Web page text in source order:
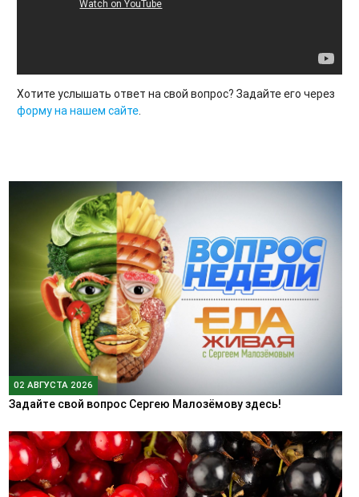
Хотите услышать ответ на свой вопрос? Задайте его через
форму на нашем сайте.
02 АВГУСТА 2026
Задайте свой вопрос Сергею Малозёмову здесь!